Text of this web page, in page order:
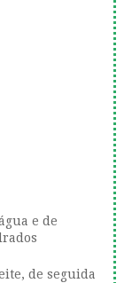
e de
de seguida